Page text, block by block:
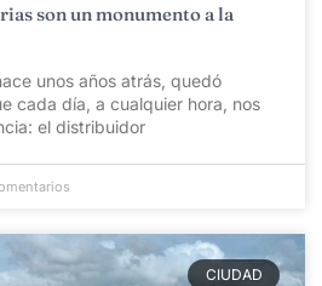
son un monumento a la
unos años atrás, quedó
cada día, a cualquier hora, nos
el distribuidor
CIUDAD